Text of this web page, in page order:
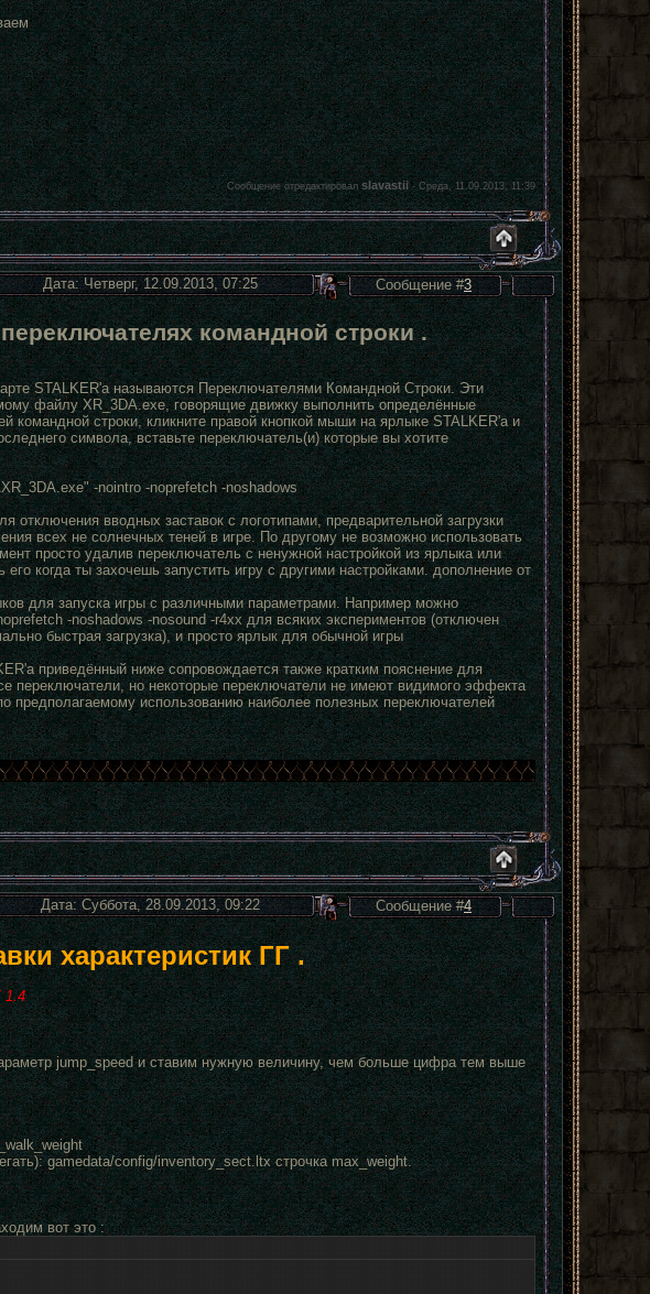
Сообщение отредактировал slavastii- Среда, 11.09.2013, 11:39
Дата: Четверг, 12.09.2013, 07:25 Сообщение #3
командной строки .
STALKER'а называются Переключателями Командной Строки. Эти
файлу XR_3DA.exe, говорящие движку выполнить определённые
командной строки, кликните правой кнопкой мыши на ярлыке STALKER'a и
символа, вставьте переключатель(и) которые вы хотите
-nointro -noprefetch -noshadows
вводных заставок с логотипами, предварительной загрузки
всех не солнечных теней в игре. По другому не возможно использовать
просто удалив переключатель с ненужной настройкой из ярлыка или
когда ты захочешь запустить игру с другими настройками. дополнение от
для запуска игры с различными параметрами. Например можно
-noshadows -nosound -r4xx для всяких экспериментов (отключен
быстрая загрузка), и просто ярлык для обычной игры
приведённый ниже сопровождается также кратким пояснение для
переключатели, но некоторые переключатели не имеют видимого эффекта
предполагаемому использованию наиболее полезных переключателей
Дата: Суббота, 28.09.2013, 09:22 Сообщение #4
характеристик ГГ .
1.4
jump_speed и ставим нужную величину, чем больше цифра тем выше
gamedata/config/inventory_sect.ltx строчка max_weight.
вот это :